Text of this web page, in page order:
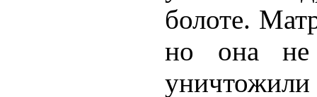
болоте.
но она не